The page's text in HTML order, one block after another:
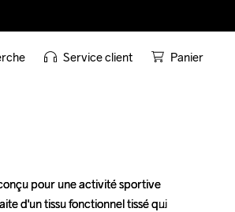
Service client Panier
pour une activité sportive
d'un tissu fonctionnel tissé qui
pour une activité sportive
d'un tissu fonctionnel tissé qui